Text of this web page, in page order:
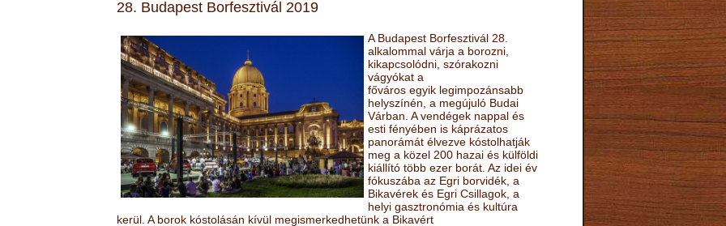
28. Budapest Borfesztivál 2019
A Budapest Borfesztivál 28.
alkalommal várja a borozni,
kikapcsolódni, szórakozni
vágyókat a
főváros egyik legimpozánsabb
helyszínén, a megújuló Budai
Várban. A vendégek nappal és
esti fényében is káprázatos
panorámát élvezve kóstolhatják
meg a közel 200 hazai és külföldi
kiállító több ezer borát. Az idei év
fókuszába az Egri borvidék, a
Bikavérek és Egri Csillagok, a
helyi gasztronómia és kultúra
kerül. A borok kóstolásán kívül megismerkedhetünk a Bikavért